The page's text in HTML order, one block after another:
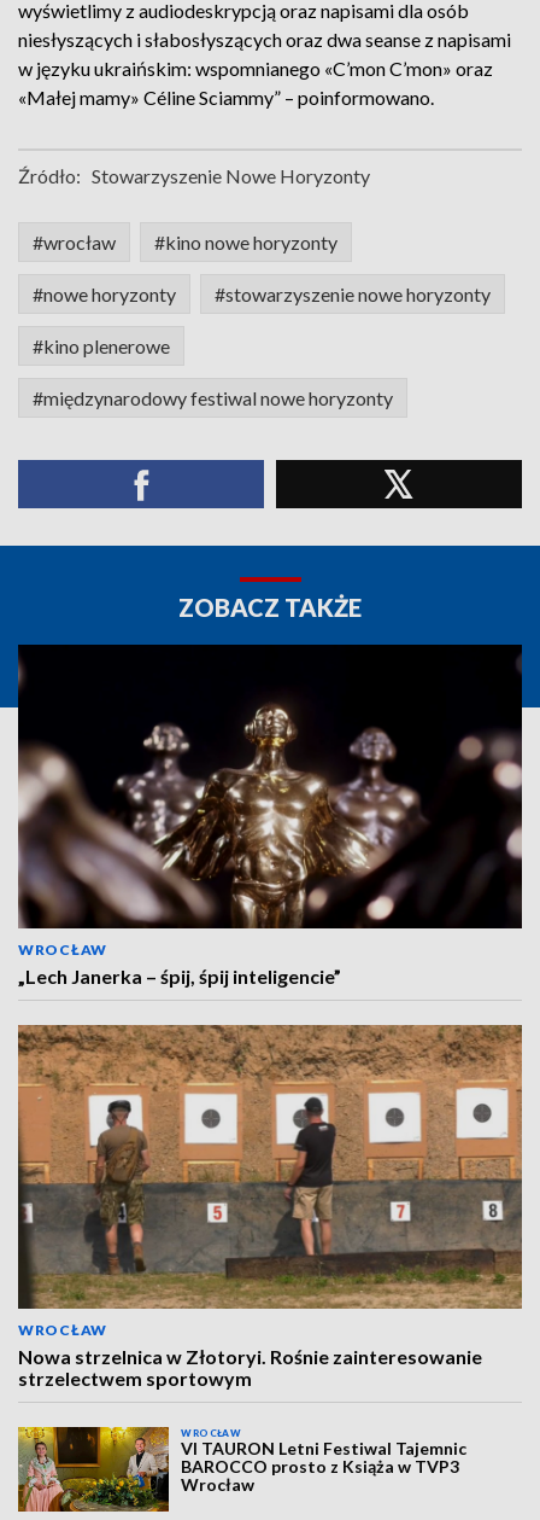
wyświetlimy z audiodeskrypcją oraz napisami dla osób
niesłyszących i słabosłyszących oraz dwa seanse z napisami
w języku ukraińskim: wspomnianego «C’mon C’mon» oraz
«Małej mamy» Céline Sciammy” – poinformowano.
Źródło: Stowarzyszenie Nowe Horyzonty
#wrocław #kino nowe horyzonty
#nowe horyzonty #stowarzyszenie nowe horyzonty
#kino plenerowe
#międzynarodowy festiwal nowe horyzonty
ZOBACZ TAKŻE
WROCŁAW
„Lech Janerka – śpij, śpij inteligencie”
WROCŁAW
Nowa strzelnica w Złotoryi. Rośnie zainteresowanie
strzelectwem sportowym
WROCŁAW
VI TAURON Letni Festiwal Tajemnic
BAROCCO prosto z Książa w TVP3
Wrocław